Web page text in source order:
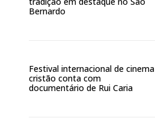
Bernardo
Festival internacional de cinema
cristão conta com
documentário de Rui Caria